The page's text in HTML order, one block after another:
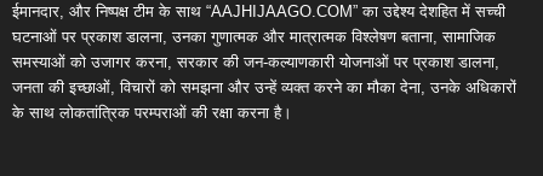
ईमानदार, और निष्पक्ष टीम के साथ “AAJHIJAAGO.COM” का उद्देश्य देशहित में सच्ची
घटनाओं पर प्रकाश डालना, उनका गुणात्मक और मात्रात्मक विश्लेषण बताना, सामाजिक
समस्याओं को उजागर करना, सरकार की जन-कल्याणकारी योजनाओं पर प्रकाश डालना,
जनता की इच्छाओं, विचारों को समझना और उन्हें व्यक्त करने का मौका देना, उनके अधिकारों
के साथ लोकतांत्रिक परम्पराओं की रक्षा करना है।